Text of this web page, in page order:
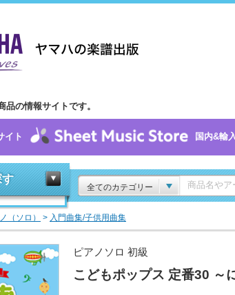
品の情報サイトです。
イト 国内&輸
全てのカテゴリー
（ソロ） > 入門曲集/子供用曲集
ピアノソロ 初級
こどもポップス 定番30 ～